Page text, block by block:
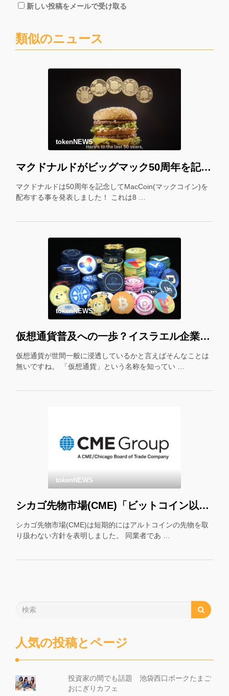
新しい投稿をメールで受け取る
類似のニュース
tokenNEWS
マクドナルドがビッグマック50周年を記念して「マックコイン」を配布！＊
マクドナルドは50周年を記念してMacCoin(マックコイン)を
配布する事を発表しました！ これは8 …
tokenNEWS
仮想通貨普及への一歩？イスラエル企業が仮想通貨をギフトカード化！
仮想通貨が世間一般に浸透しているかと言えばそんなことは
無いですね。 「仮想通貨」という名称を知ってい …
tokenNEWS
シカゴ先物市場(CME)「ビットコイン以外の先物はやりません」
シカゴ先物市場(CME)は短期的にはアルトコインの先物を取
り扱わない方針を表明しました。 同業者であ …
人気の投稿とページ
投資家の間でも話題 池袋西口ポークたまご
おにぎりカフェ